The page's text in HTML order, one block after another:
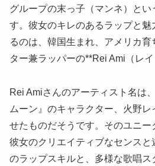
グループの末っ子（マンネ）と
す。彼女のキレのあるラップと
るのは、韓国生まれ、アメリカ育
ター兼ラッパーの**Rei Ami（レイ
Rei Amiさんのアーティスト名は
ムーン』のキャラクター、火野
せたものだそうです。そのユニー
彼女のクリエイティブなセンス
のラップスキルと、多様な歌唱ス